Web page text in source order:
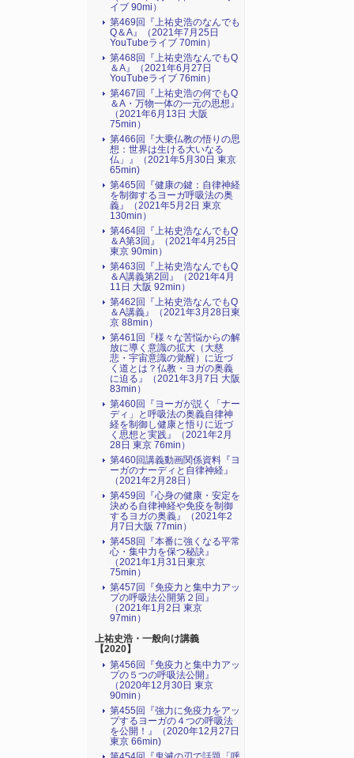
イブ 90mi）
第469回『上祐史浩のなんでも
Q＆A』（2021年7月25日
YouTubeライブ 70min）
第468回『上祐史浩なんでもQ
＆A』（2021年6月27日
YouTubeライブ 76min）
第467回『上祐史浩の何でもQ
＆A・万物一体の一元の思想』
（2021年6月13日 大阪
75min）
第466回『大乗仏教の悟りの思
想：世界は生ける大いなる
仏」』（2021年5月30日 東京
65min)
第465回『健康の鍵：自律神経
を制御するヨーガ呼吸法の奥
義』（2021年5月2日 東京
130min）
第464回『上祐史浩なんでもQ
＆A第3回』（2021年4月25日
東京 90min）
第463回『上祐史浩なんでもQ
＆A講義第2回』（2021年4月
11日 大阪 92min）
第462回『上祐史浩なんでもQ
＆A講義』（2021年3月28日東
京 88min）
第461回『様々な苦悩からの解
放に導く意識の拡大（大慈
悲・宇宙意識の覚醒）に近づ
く道とは？仏教・ヨガの奥義
に迫る』（2021年3月7日 大阪
83min）
第460回『ヨーガが説く「ナー
ディ」と呼吸法の奥義自律神
経を制御し健康と悟りに近づ
く思想と実践』（2021年2月
28日 東京 76min）
第460回講義動画関係資料『ヨ
ーガのナーディと自律神経』
（2021年2月28日）
第459回『心身の健康・安定を
決める自律神経や免疫を制御
するヨガの奥義』（2021年2
月7日大阪 77min）
第458回『本番に強くなる平常
心・集中力を保つ秘訣』
（2021年1月31日東京
75min）
第457回『免疫力と集中力アッ
プの呼吸法公開第２回』
（2021年1月2日 東京
97min）
上祐史浩・一般向け講義
【2020】
第456回『免疫力と集中力アッ
プの５つの呼吸法公開』
（2020年12月30日 東京
90min）
第455回『強力に免疫力をアッ
プするヨーガの４つの呼吸法
を公開！』（2020年12月27日
東京 66min)